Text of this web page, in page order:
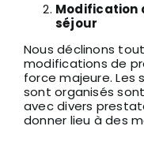
Modification
séjour
Nous déclinons
modifications de
force majeure. Les
sont organisés
avec divers
donner lieu à des